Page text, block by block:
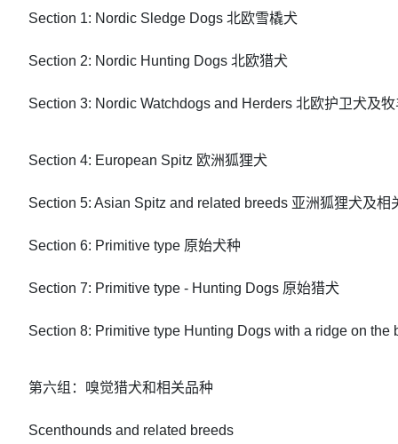
Section 1: Nordic Sledge Dogs 北欧雪橇犬
Section 2: Nordic Hunting Dogs 北欧猎犬
Section 3: Nordic Watchdogs and Herders 北欧护卫犬及牧
Section 4: European Spitz 欧洲狐狸犬
Section 5: Asian Spitz and related breeds 亚洲狐狸犬及相
Section 6: Primitive type 原始犬种
Section 7: Primitive type - Hunting Dogs 原始猎犬
Section 8: Primitive type Hunting Dogs with a ridge on the
第六组：嗅觉猎犬和相关品种
Scenthounds and related breeds